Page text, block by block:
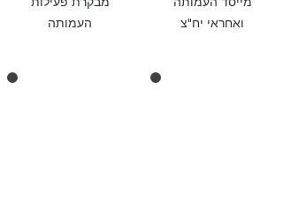
העמותה
ואחראי יח"צ